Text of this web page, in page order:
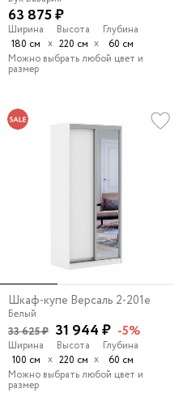
63 875 ₽
Ширина
180 см х
Высота
220 см х
Глубина
60 см
Можно выбрать любой цвет и
размер
Шкаф-купе Версаль 2-201e
Белый
33 625 ₽ 31 944 ₽ -5%
Ширина
100 см х
Высота
220 см х
Глубина
60 см
Можно выбрать любой цвет и
размер